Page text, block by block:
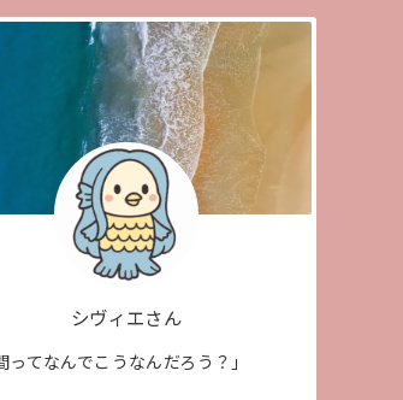
シヴィエさん
ってなんでこうなんだろう？」